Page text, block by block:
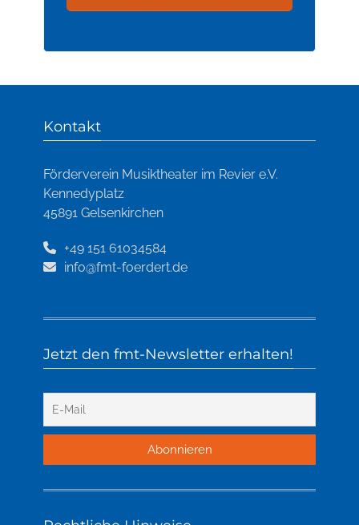
Kontakt
Förderverein Musiktheater im Revier e.V.
Kennedyplatz
45891 Gelsenkirchen
+49 151 61034584
info@fmt-foerdert.de
Jetzt den fmt-Newsletter erhalten!